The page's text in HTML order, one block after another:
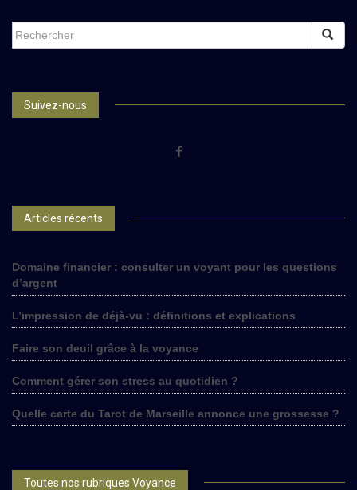
SEARCH
FOR:
Suivez-nous
Articles récents
Domaine financier : consulter un voyant pour les questions
d’argent
L’impression de déjà-vu : définitions et explications
Faire son deuil grâce à la voyance
Comment gérer son stress au quotidien ?
Quelle carte du Tarot de Marseille annonce une grossesse ?
Toutes nos rubriques Voyance